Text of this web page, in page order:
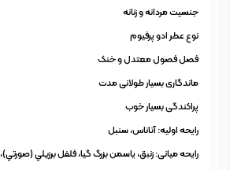
جنسیت مردانه و زنانه
نوع عطر ادو پرفیوم
فصل فصول معتدل و خنک
ماندگاری بسیار طولانی مدت
پراکندگی بسیار خوب
رایحه اولیه: آناناس، سنبل
رایحه میانی: زنبق، ياسمن بزرگ گيا، فلفل برزيلي (صورتي)،